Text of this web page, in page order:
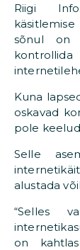
Riigi
sõnul on
Kuna
oskavad
pole
Selle
alustada
“Selles
on